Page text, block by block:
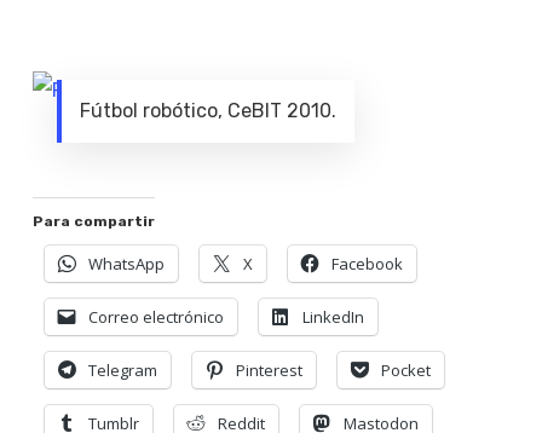
Fútbol robótico, CeBIT 2010.
Para compartir
WhatsApp X Facebook
Correo electrónico LinkedIn
Telegram Pinterest Pocket
Tumblr Reddit Mastodon